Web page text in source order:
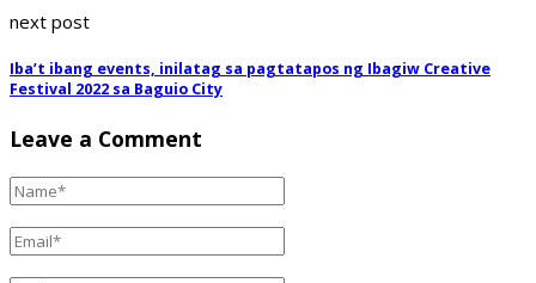
next post
Iba’t ibang events, inilatag sa pagtatapos ng Ibagiw Creative
Festival 2022 sa Baguio City
Leave a Comment